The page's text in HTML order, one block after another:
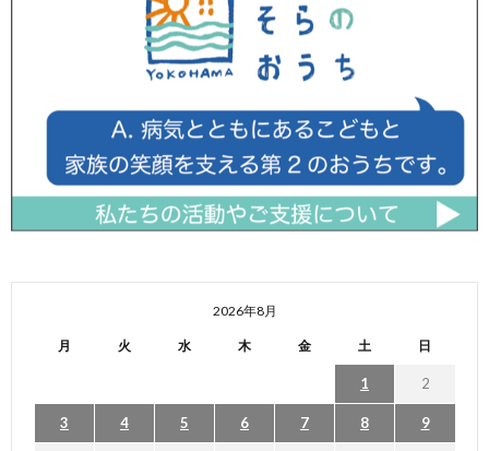
2026年8月
月 火 水 木 金 土 日
1 2
3 4 5 6 7 8 9